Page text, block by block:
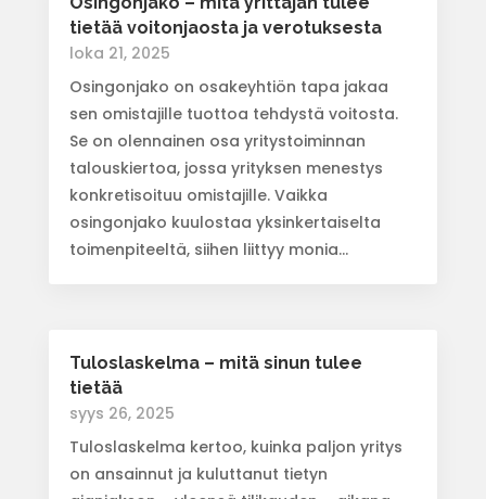
tietää voitonjaosta ja verotuksesta
loka 21, 2025
Osingonjako on osakeyhtiön tapa jakaa
sen omistajille tuottoa tehdystä voitosta.
Se on olennainen osa yritystoiminnan
talouskiertoa, jossa yrityksen menestys
konkretisoituu omistajille. Vaikka
osingonjako kuulostaa yksinkertaiselta
toimenpiteeltä, siihen liittyy monia...
Tuloslaskelma – mitä sinun tulee
tietää
syys 26, 2025
Tuloslaskelma kertoo, kuinka paljon yritys
on ansainnut ja kuluttanut tietyn